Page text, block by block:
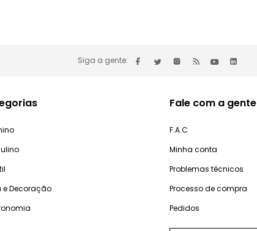
Siga a gente:
e Decoração
Fale com a gente
F.A.C
Minha conta
Problemas técnicos
Processo de compra
Pedidos